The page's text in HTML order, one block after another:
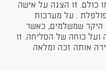
כולם. זו הצגה על אישה
. על מערכות
היקר שמשלמים, כאשר
כוחה של הסליחה. זו
אותה זכה ומלאה